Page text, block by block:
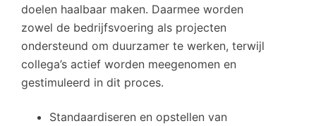
doelen haalbaar maken. Daarmee worden
zowel de bedrijfsvoering als projecten
ondersteund om duurzamer te werken, terwijl
collega’s actief worden meegenomen en
gestimuleerd in dit proces.
Standaardiseren en opstellen van